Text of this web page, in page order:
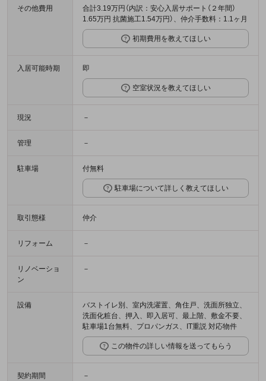
その他費用
合計3.19万円（内訳：安心入居サポート（２年間）
1.65万円 抗菌施工1.54万円）、仲介手数料：1.1ヶ月
初期費用を教えてほしい
入居可能時期 即
空室状況を教えてほしい
現況 －
管理 －
駐車場 付無料
駐車場について詳しく教えてほしい
取引態様 仲介
リフォーム －
リノベーショ
ン
－
設備
バストイレ別、室内洗濯置、角住戸、洗面所独立、
洗面化粧台、押入、即入居可、最上階、敷金不要、
駐車場1台無料、プロパンガス、IT重説 対応物件
この物件の詳しい情報を送ってもらう
契約期間 －